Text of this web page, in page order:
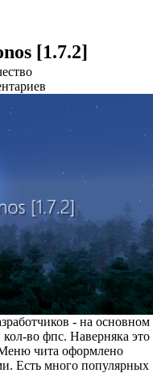
[1.7.2]
- на основном
кол-во фпс. Наверняка это
Меню чита оформлено
Есть много популярных